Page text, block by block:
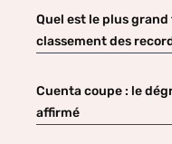
Quel est le plus
classement des
Cuenta coupe : le
affirmé